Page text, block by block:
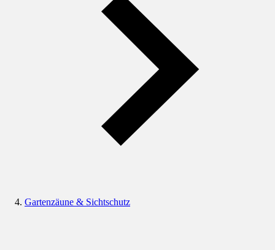
Gartenzäune & Sichtschutz